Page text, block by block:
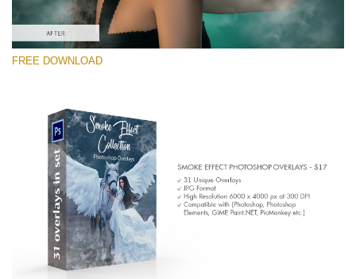
(30 Overlays)
Large 6000*4000px
Entire Collection
(1783 Overlays)
Large 6000*4000px
Free download
FREE DOWNLOAD